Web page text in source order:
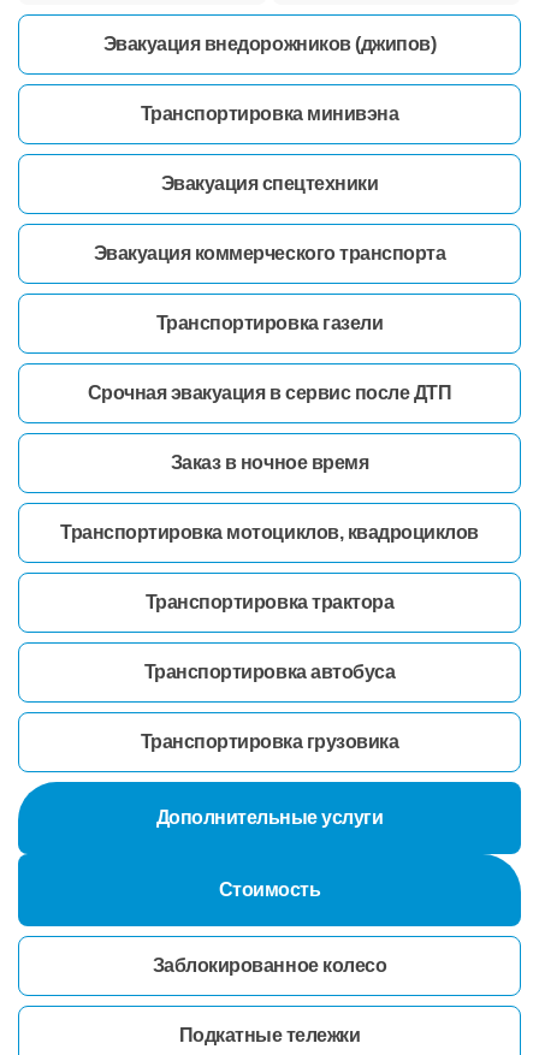
Эвакуация внедорожников (джипов)
Транспортировка минивэна
Эвакуация спецтехники
Эвакуация коммерческого транспорта
Транспортировка газели
Срочная эвакуация в сервис после ДТП
Заказ в ночное время
Транспортировка мотоциклов, квадроциклов
Транспортировка трактора
Транспортировка автобуса
Транспортировка грузовика
Дополнительные услуги
Стоимость
Заблокированное колесо
Подкатные тележки